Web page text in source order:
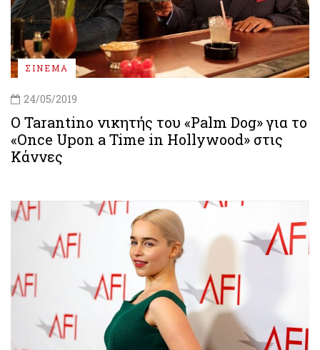
ΣΙΝΕΜΑ
24/05/2019
O Tarantino νικητής του «Palm Dog» για το
«Once Upon a Time in Hollywood» στις
Κάννες